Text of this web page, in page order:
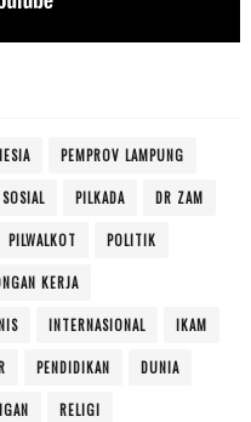
PEMPROV LAMPUNG
SOSIAL PILKADA DR ZAM
PILWALKOT POLITIK
KERJA
INTERNASIONAL IKAM
PENDIDIKAN DUNIA
RELIGI